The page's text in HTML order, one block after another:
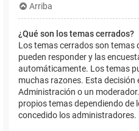
Arriba
¿Qué son los temas cerrados?
Los temas cerrados son temas
pueden responder y las
automáticamente. Los temas
muchas razones. Esta decisión
Administración o un
propios temas dependiendo de
concedido los administradores.